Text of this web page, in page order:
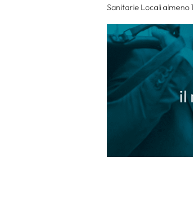
Sanitarie Locali almeno